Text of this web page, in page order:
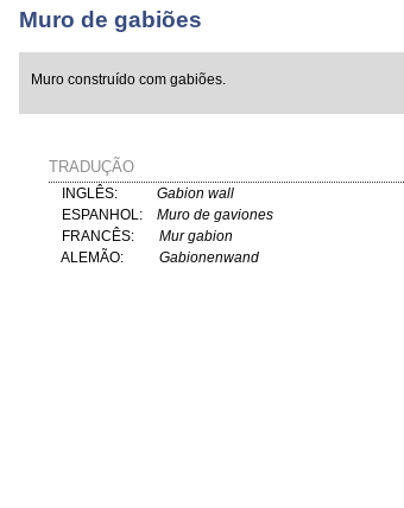
Muro de gabiões
Muro construído com gabiões.
TRADUÇÃO
INGLÊS: Gabion wall
ESPANHOL: Muro de gaviones
FRANCÊS: Mur gabion
ALEMÃO: Gabionenwand